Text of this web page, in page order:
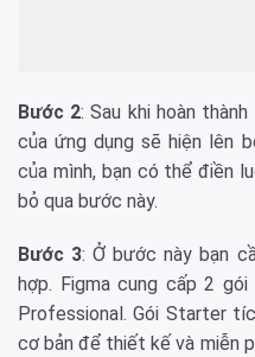
Bước 2: Sau khi hoàn
của ứng dụng sẽ hiện lên
của mình, bạn có thể điền
bỏ qua bước này.
Bước 3: Ở bước này bạn
hợp. Figma cung cấp 2
Professional. Gói Starter
cơ bản để thiết kế và miễn